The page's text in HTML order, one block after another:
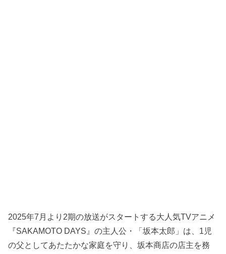
2025年7月より2期の放送がスタートする大人気TVアニメ
『SAKAMOTO DAYS』の主人公・「坂本太郎」は、1児
の父としてあたたかな家庭を守り、坂本商店の店主を務